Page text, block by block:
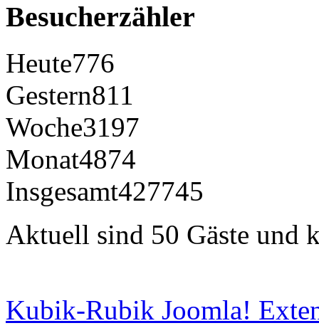
Besucherzähler
Heute776
Gestern811
Woche3197
Monat4874
Insgesamt427745
Aktuell sind 50 Gäste und
Kubik-Rubik Joomla!